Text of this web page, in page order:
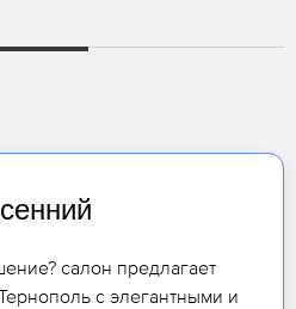
салон предлагает
с элегантными и